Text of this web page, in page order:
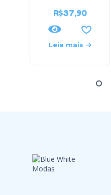
R$37,90
Leia mais